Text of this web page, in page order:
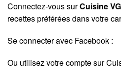
Connectez-vous surCuisine VG
recettes préférées dans votre
Se connecter avec Facebook :
Ou utilisez votre compte sur